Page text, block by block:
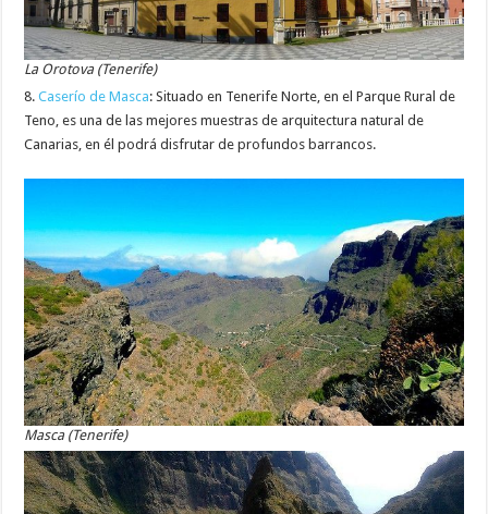
La Orotova (Tenerife)
8.Caserío de Masca: Situado en Tenerife Norte, en el Parque Rural de
Teno, es una de las mejores muestras de arquitectura natural de
Canarias, en él podrá disfrutar de profundos barrancos.
Masca (Tenerife)